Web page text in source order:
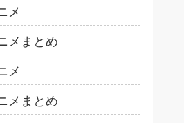
メ
メまとめ
メ
メまとめ